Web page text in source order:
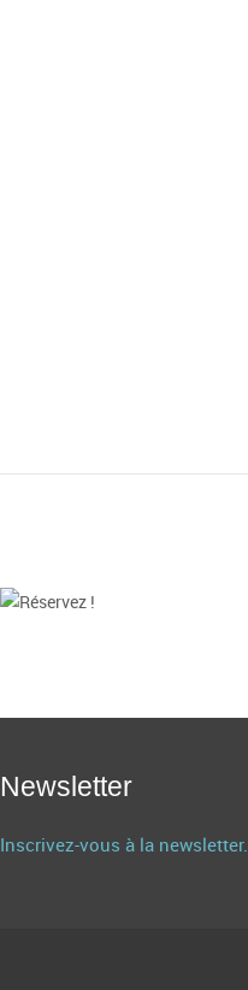
24h/24h
Newsletter
Inscrivez-vous à la newsletter.